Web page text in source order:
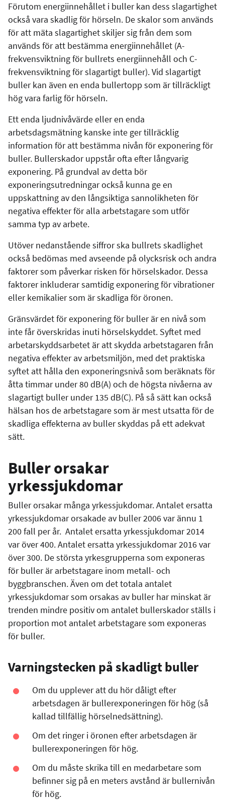
Förutom energiinnehållet i buller kan dess slagartighet
också vara skadlig för hörseln. De skalor som används
för att mäta slagartighet skiljer sig från dem som
används för att bestämma energiinnehållet (A-
frekvensviktning för bullrets energiinnehåll och C-
frekvensviktning för slagartigt buller). Vid slagartigt
buller kan även en enda bullertopp som är tillräckligt
hög vara farlig för hörseln.
Ett enda ljudnivåvärde eller en enda
arbetsdagsmätning kanske inte ger tillräcklig
information för att bestämma nivån för exponering för
buller. Bullerskador uppstår ofta efter långvarig
exponering. På grundval av detta bör
exponeringsutredningar också kunna ge en
uppskattning av den långsiktiga sannolikheten för
negativa effekter för alla arbetstagare som utför
samma typ av arbete.
Utöver nedanstående siffror ska bullrets skadlighet
också bedömas med avseende på olycksrisk och andra
faktorer som påverkar risken för hörselskador. Dessa
faktorer inkluderar samtidig exponering för vibrationer
eller kemikalier som är skadliga för öronen.
Gränsvärdet för exponering för buller är en nivå som
inte får överskridas inuti hörselskyddet. Syftet med
arbetarskyddsarbetet är att skydda arbetstagaren från
negativa effekter av arbetsmiljön, med det praktiska
syftet att hålla den exponeringsnivå som beräknats för
åtta timmar under 80 dB(A) och de högsta nivåerna av
slagartigt buller under 135 dB(C). På så sätt kan också
hälsan hos de arbetstagare som är mest utsatta för de
skadliga effekterna av buller skyddas på ett adekvat
sätt.
Buller orsakar
yrkessjukdomar
Buller orsakar många yrkessjukdomar. Antalet ersatta
yrkessjukdomar orsakade av buller 2006 var ännu 1
200 fall per år. Antalet ersatta yrkessjukdomar 2014
var över 400. Antalet ersatta yrkessjukdomar 2016 var
över 300. De största yrkesgrupperna som exponeras
för buller är arbetstagare inom metall- och
byggbranschen. Även om det totala antalet
yrkessjukdomar som orsakas av buller har minskat är
trenden mindre positiv om antalet bullerskador ställs i
proportion mot antalet arbetstagare som exponeras
för buller.
Varningstecken på skadligt buller
Om du upplever att du hör dåligt efter
arbetsdagen är bullerexponeringen för hög (så
kallad tillfällig hörselnedsättning).
Om det ringer i öronen efter arbetsdagen är
bullerexponeringen för hög.
Om du måste skrika till en medarbetare som
befinner sig på en meters avstånd är bullernivån
för hög.